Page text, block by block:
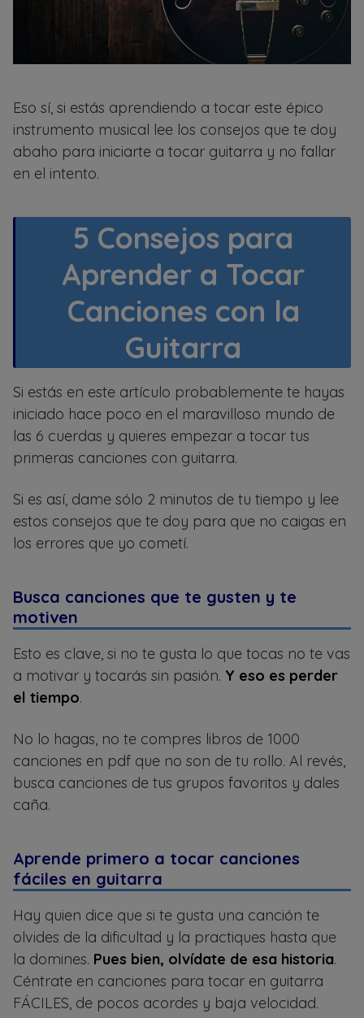
Eso sí, si estás aprendiendo a tocar este épico
instrumento musical lee los consejos que te doy
abaho para iniciarte a tocar guitarra y no fallar
en el intento.
5 Consejos para
Aprender a Tocar
Canciones con la
Guitarra
Si estás en este artículo probablemente te hayas
iniciado hace poco en el maravilloso mundo de
las 6 cuerdas y quieres empezar a tocar tus
primeras canciones con guitarra.
Si es así, dame sólo 2 minutos de tu tiempo y lee
estos consejos que te doy para que no caigas en
los errores que yo cometí.
Busca canciones que te gusten y te
motiven
Esto es clave, si no te gusta lo que tocas no te vas
a motivar y tocarás sin pasión. Y eso es perder
el tiempo.
No lo hagas, no te compres libros de 1000
canciones en pdf que no son de tu rollo. Al revés,
busca canciones de tus grupos favoritos y dales
caña.
Aprende primero a tocar canciones
fáciles en guitarra
Hay quien dice que si te gusta una canción te
olvides de la dificultad y la practiques hasta que
la domines. Pues bien, olvídate de esa historia.
Céntrate en canciones para tocar en guitarra
FÁCILES, de pocos acordes y baja velocidad.